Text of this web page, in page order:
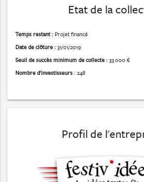
Etat de la
Temps restant : Projet financé
Date de clôture :31/01/2019
Seuil de succès minimum de collecte :33 000 €
Nombre d'investisseurs: 248
Profil de